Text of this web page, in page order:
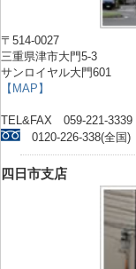
〒514-0027
三重県津市大門5-3
サンロイヤル大門601
【MAP】
TEL&FAX 059-221-3339
0120-226-338(全国)
四日市支店